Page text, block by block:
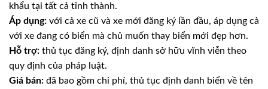
khẩu tại tất cả tỉnh thành.
Áp dụng: với cả xe cũ và xe mới đăng ký lần đầu, áp dụng cả
với xe đang có biển mà chủ muốn thay biển mới đẹp hơn.
Hỗ trợ: thủ tục đăng ký, định danh sở hữu vĩnh viễn theo
quy định của pháp luật.
Giá bán: đã bao gồm chi phí, thủ tục định danh biển về tên